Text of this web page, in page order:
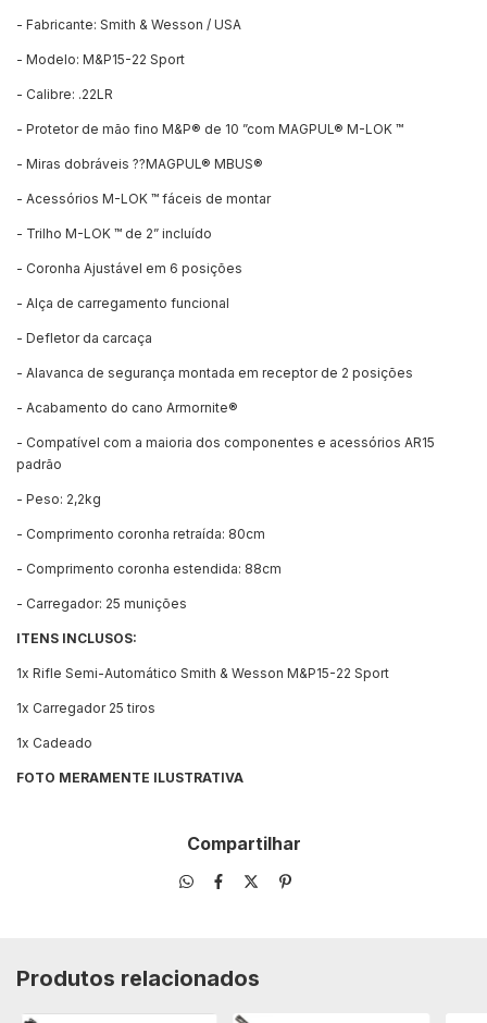
- Fabricante: Smith & Wesson / USA
- Modelo: M&P15-22 Sport
- Calibre: .22LR
- Protetor de mão fino M&P® de 10 ”com MAGPUL® M-LOK ™
- Miras dobráveis ??MAGPUL® MBUS®
- Acessórios M-LOK ™ fáceis de montar
- Trilho M-LOK ™ de 2” incluído
- Coronha Ajustável em 6 posições
- Alça de carregamento funcional
- Defletor da carcaça
- Alavanca de segurança montada em receptor de 2 posições
- Acabamento do cano Armornite®
- Compatível com a maioria dos componentes e acessórios AR15
padrão
- Peso: 2,2kg
- Comprimento coronha retraída: 80cm
- Comprimento coronha estendida: 88cm
- Carregador: 25 munições
ITENS INCLUSOS:
1x Rifle Semi-Automático Smith & Wesson M&P15-22 Sport
1x Carregador 25 tiros
1x Cadeado
FOTO MERAMENTE ILUSTRATIVA
Compartilhar
Produtos relacionados